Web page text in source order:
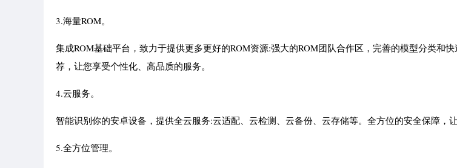
3.海量ROM。
集成ROM基础平台，致力于提供更多更好的ROM资源:强大的ROM团队合作区，完善的模型分类和
荐，让您享受个性化、高品质的服务。
4.云服务。
智能识别你的安卓设备，提供全云服务:云适配、云检测、云备份、云存储等。全方位的安全保障，让
5.全方位管理。